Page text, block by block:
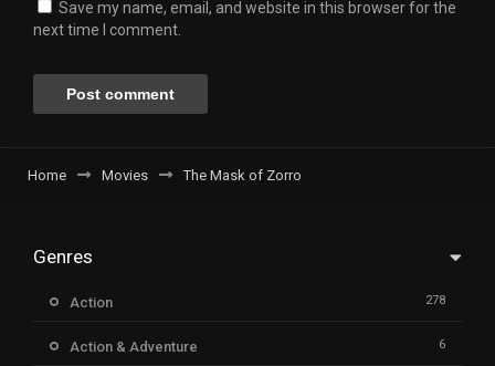
Save my name, email, and website in this browser for the
next time I comment.
Home Movies The Mask of Zorro
Genres
Action 278
Action & Adventure 6